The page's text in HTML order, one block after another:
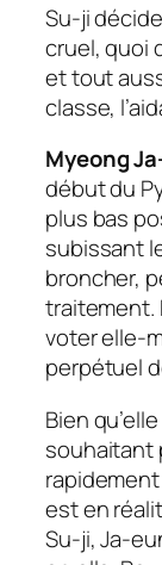
Su-ji
cruel, quoi
et tout
classe,
Myeong
début du
plus bas
subissant
broncher,
traitement.
voter elle-
perpétuel
Bien
souhaitant
est en
Su-ji, Ja-